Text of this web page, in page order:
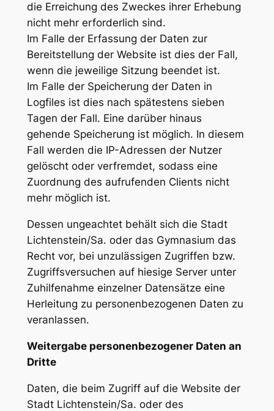
die Erreichung des Zweckes ihrer Erhebung
nicht mehr erforderlich sind.
Im Falle der Erfassung der Daten zur
Bereitstellung der Website ist dies der Fall,
wenn die jeweilige Sitzung beendet ist.
Im Falle der Speicherung der Daten in
Logfiles ist dies nach spätestens sieben
Tagen der Fall. Eine darüber hinaus
gehende Speicherung ist möglich. In diesem
Fall werden die IP-Adressen der Nutzer
gelöscht oder verfremdet, sodass eine
Zuordnung des aufrufenden Clients nicht
mehr möglich ist.
Dessen ungeachtet behält sich die Stadt
Lichtenstein/Sa. oder das Gymnasium das
Recht vor, bei unzulässigen Zugriffen bzw.
Zugriffsversuchen auf hiesige Server unter
Zuhilfenahme einzelner Datensätze eine
Herleitung zu personenbezogenen Daten zu
veranlassen.
Weitergabe personenbezogener Daten an
Dritte
Daten, die beim Zugriff auf die Website der
Stadt Lichtenstein/Sa. oder des